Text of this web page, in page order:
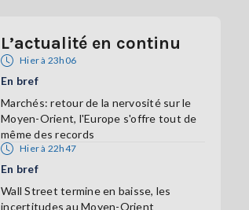
L’actualité en continu
Hier à 23h06
En bref
Marchés: retour de la nervosité sur le
Moyen-Orient, l'Europe s'offre tout de
même des records
Hier à 22h47
En bref
Wall Street termine en baisse, les
incertitudes au Moyen-Orient